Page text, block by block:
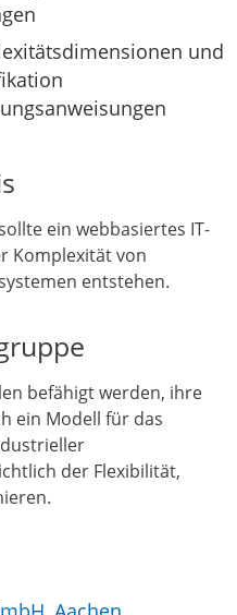
und
ein webbasiertes IT-
Komplexität von
entstehen.
befähigt werden, ihre
ein Modell für das
der Flexibilität,